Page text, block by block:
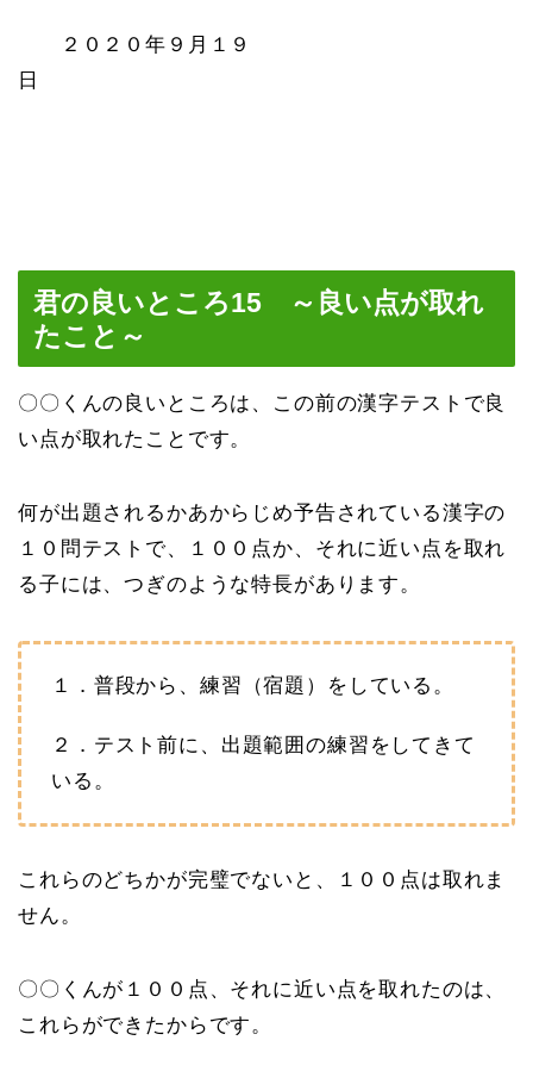
２０２０年９月１９
日
君の良いところ15 ～良い点が取れ
たこと～
〇〇くんの良いところは、この前の漢字テストで良
い点が取れたことです。
何が出題されるかあからじめ予告されている漢字の
１０問テストで、１００点か、それに近い点を取れ
る子には、つぎのような特長があります。
１．普段から、練習（宿題）をしている。
２．テスト前に、出題範囲の練習をしてきて
いる。
これらのどちかが完璧でないと、１００点は取れま
せん。
〇〇くんが１００点、それに近い点を取れたのは、
これらができたからです。